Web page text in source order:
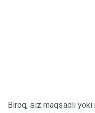
Biroq, siz maqsadli